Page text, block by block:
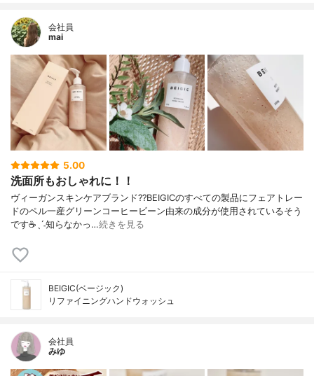
会社員
mai
5.00
洗面所もおしゃれに！！
ヴィーガンスキンケアブランド??BEIGICのすべての製品にフェアトレー
ドのペル一産グリーンコーヒービーン由来の成分が使用されているそう
です☕️ˎˊ˗知らなかっ…続きを見る
BEIGIC(ベージック)
リファイニングハンドウォッシュ
会社員
みゆ